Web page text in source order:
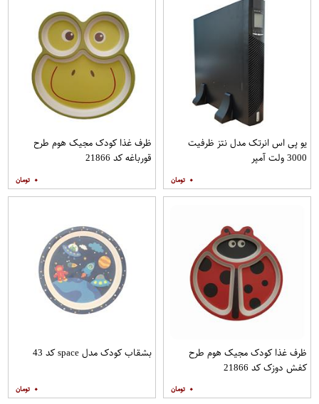
یو پی اس انرتک مدل نتز ظرفیت
3000 ولت آمپر
۰
ظرف غذا کودک مجیک هوم طرح
قورباغه کد 21866
۰
ظرف غذا کودک مجیک هوم طرح
کفش دوزک کد 21866
۰
بشقاب کودک مدل space کد 43
۰